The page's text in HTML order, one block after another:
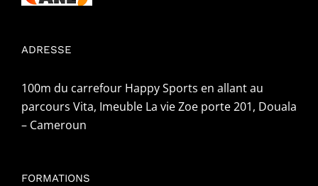
ADRESSE
100m du carrefour Happy Sports en allant au
parcours Vita, Imeuble La vie Zoe porte 201, Douala
– Cameroun
FORMATIONS